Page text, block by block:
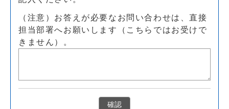
（注意）お答えが必要なお問い合わせは、直接
担当部署へお願いします（こちらではお受けで
きません）。
確認